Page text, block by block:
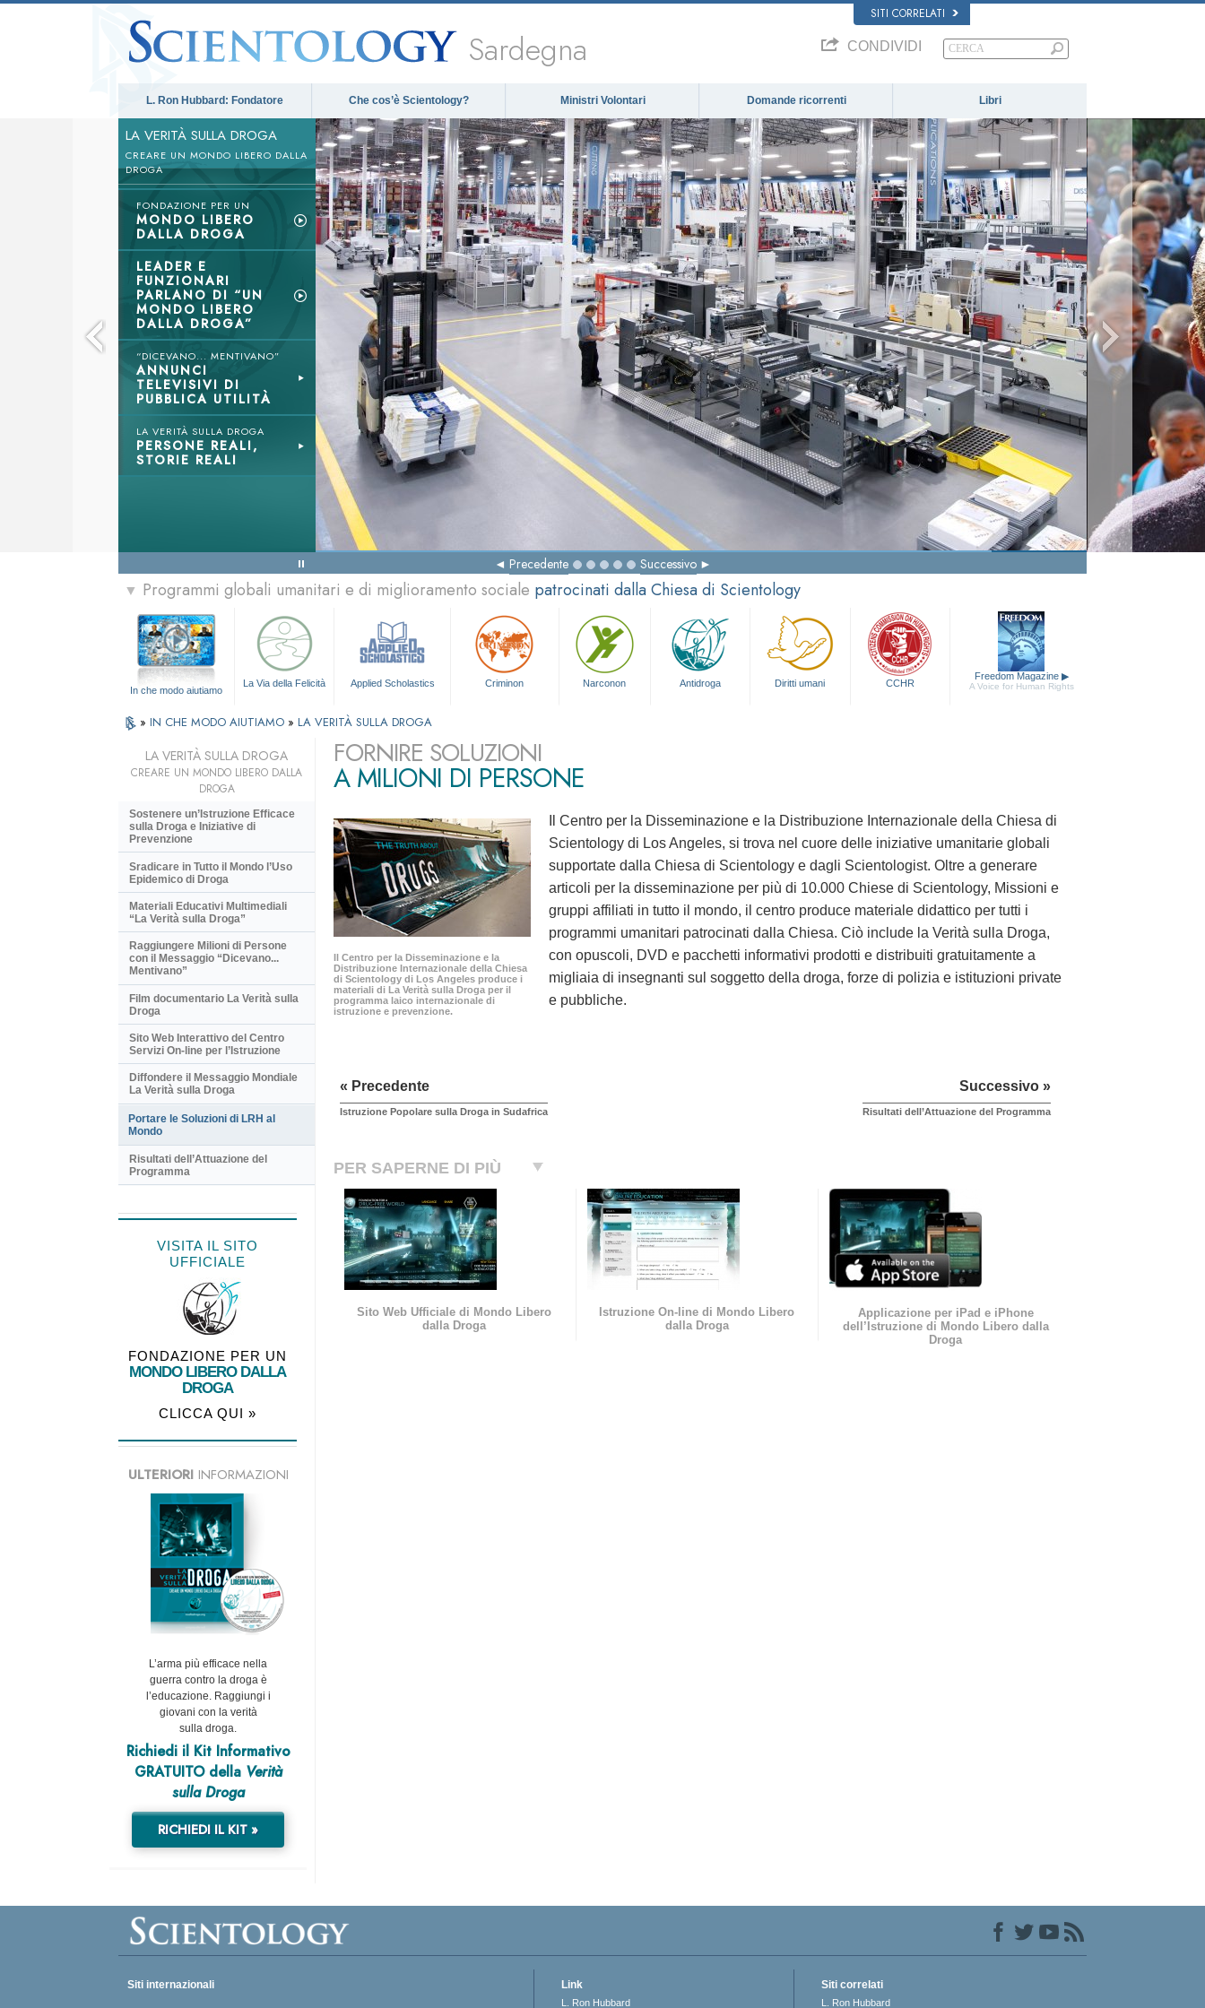
SITI CORRELATI
Sardegna CONDIVIDI
L. Ron Hubbard: Fondatore Che cos’è Scientology? Ministri Volontari Domande ricorrenti Libri
LA VERITÀ SULLA DROGA
CREARE UN MONDO LIBERO DALLA
DROGA
FONDAZIONE PER UN
MONDO LIBERO
DALLA DROGA
LEADER E
FUNZIONARI
PARLANO DI “UN
MONDO LIBERO
DALLA DROGA”
“DICEVANO... MENTIVANO”
ANNUNCI
TELEVISIVI DI
PUBBLICA UTILITÀ
LA VERITÀ SULLA DROGA
PERSONE REALI,
STORIE REALI
Precedente Successivo
▼ Programmi globali umanitari e di miglioramento sociale patrocinati dalla Chiesa di Scientology
In che modo aiutiamo
La Via della Felicità Applied Scholastics Criminon Narconon Antidroga Diritti umani CCHR
Freedom Magazine ▶
A Voice for Human Rights
» IN CHE MODO AIUTIAMO » LA VERITÀ SULLA DROGA
FORNIRE SOLUZIONI
A MILIONI DI PERSONE
Il Centro per la Disseminazione e la
Distribuzione Internazionale della Chiesa
di Scientology di Los Angeles produce i
materiali di La Verità sulla Droga per il
programma laico internazionale di
istruzione e prevenzione.
Il Centro per la Disseminazione e la Distribuzione Internazionale della Chiesa di
Scientology di Los Angeles, si trova nel cuore delle iniziative umanitarie globali
supportate dalla Chiesa di Scientology e dagli Scientologist. Oltre a generare
articoli per la disseminazione per più di 10.000 Chiese di Scientology, Missioni e
gruppi affiliati in tutto il mondo, il centro produce materiale didattico per tutti i
programmi umanitari patrocinati dalla Chiesa. Ciò include la Verità sulla Droga,
con opuscoli, DVD e pacchetti informativi prodotti e distribuiti gratuitamente a
migliaia di insegnanti sul soggetto della droga, forze di polizia e istituzioni private
e pubbliche.
« Precedente
Istruzione Popolare sulla Droga in Sudafrica
Successivo »
Risultati dell’Attuazione del Programma
PER SAPERNE DI PIÙ
Sito Web Ufficiale di Mondo Libero
dalla Droga
Istruzione On-line di Mondo Libero
dalla Droga
Applicazione per iPad e iPhone
dell’Istruzione di Mondo Libero dalla
Droga
LA VERITÀ SULLA DROGA
CREARE UN MONDO LIBERO DALLA
DROGA
Sostenere un’Istruzione Efficace
sulla Droga e Iniziative di
Prevenzione
Sradicare in Tutto il Mondo l’Uso
Epidemico di Droga
Materiali Educativi Multimediali
“La Verità sulla Droga”
Raggiungere Milioni di Persone
con il Messaggio “Dicevano...
Mentivano”
Film documentario La Verità sulla
Droga
Sito Web Interattivo del Centro
Servizi On-line per l’Istruzione
Diffondere il Messaggio Mondiale
La Verità sulla Droga
Portare le Soluzioni di LRH al
Mondo
Risultati dell’Attuazione del
Programma
VISITA IL SITO
UFFICIALE
FONDAZIONE PER UN
MONDO LIBERO DALLA
DROGA
CLICCA QUI »
ULTERIORIINFORMAZIONI
L’arma più efficace nella
guerra contro la droga è
l’educazione. Raggiungi i
giovani con la verità
sulla droga.
Richiedi il Kit Informativo
GRATUITO della Verità
sulla Droga
RICHIEDI IL KIT »
Siti internazionali Link
L. Ron Hubbard
Siti correlati
L. Ron Hubbard